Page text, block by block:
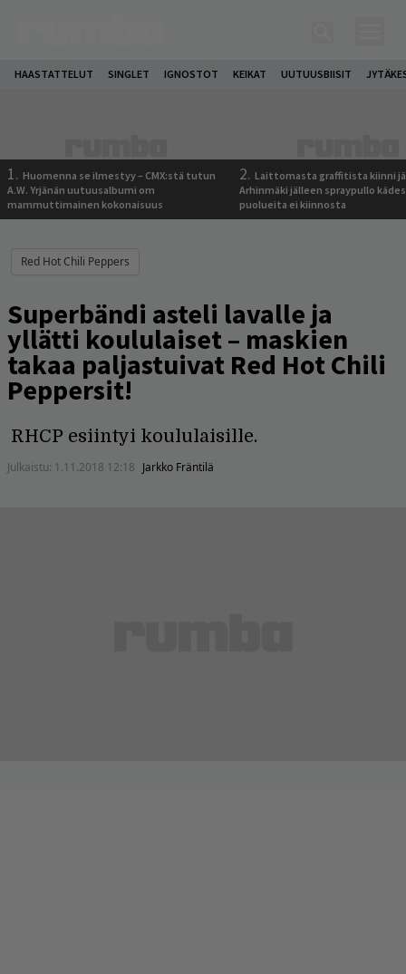
HAASTATTELUT SINGLET IGNOSTOT KEIKAT UUTUUSBIISIT
1. Huomenna se ilmestyy – CMX:stä tutun
A.W. Yrjänän uutuusalbumi om
mammuttimainen kokonaisuus
2. Laittomasta graffitista kiinni
Arhinmäki jälleen spraypullo
puolueita ei kiinnosta
Red Hot Chili Peppers
Superbändi asteli lavalle ja
yllätti koululaiset – maskien
takaa paljastuivat Red Hot Chili
Peppersit!
RHCP esiintyi koululaisille.
Julkaistu: 1.11.2018 12:18 Jarkko Fräntilä